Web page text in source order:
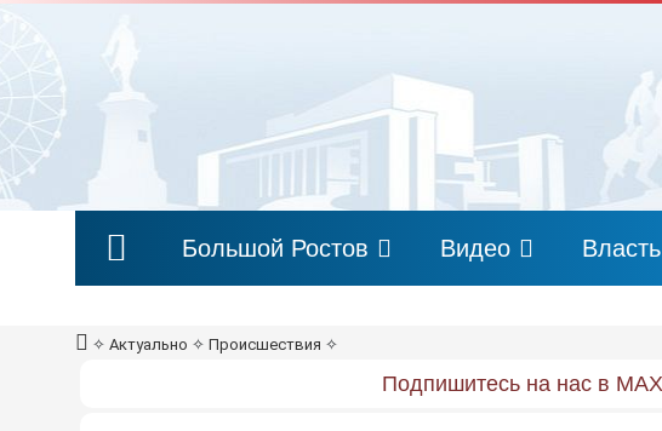
Большой Ростов Видео Власть
✧ Актуально ✧ Происшествия ✧
Подпишитесь на нас в